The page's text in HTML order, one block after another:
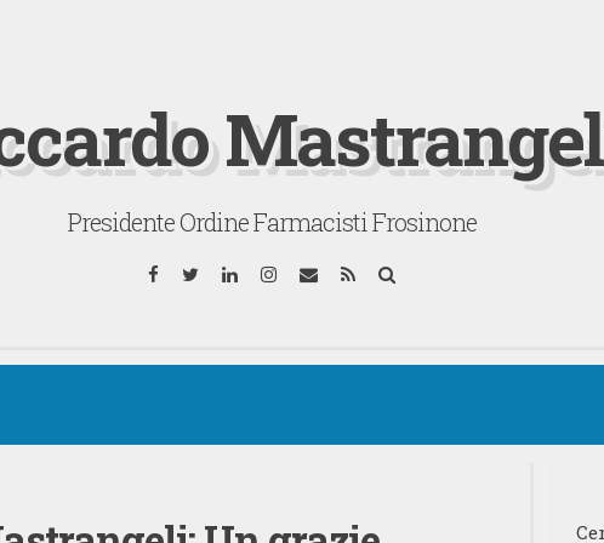
Presidente Ordine Farmacisti Frosinone
Facebook
TwitterLinkedInInstagram
EmailRSS